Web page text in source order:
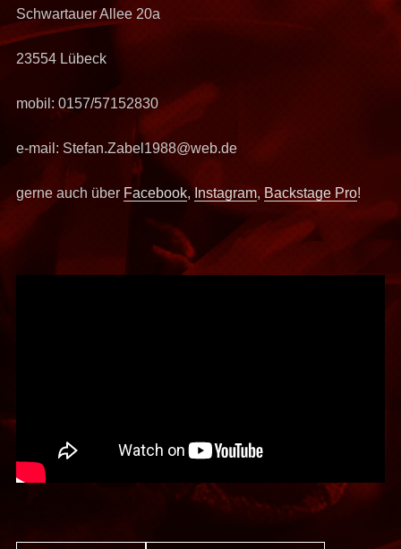
Schwartauer Allee 20a
23554 Lübeck
mobil: 0157/57152830
e-mail: Stefan.Zabel1988@web.de
gerne auch über Facebook,Instagram, Backstage Pro!